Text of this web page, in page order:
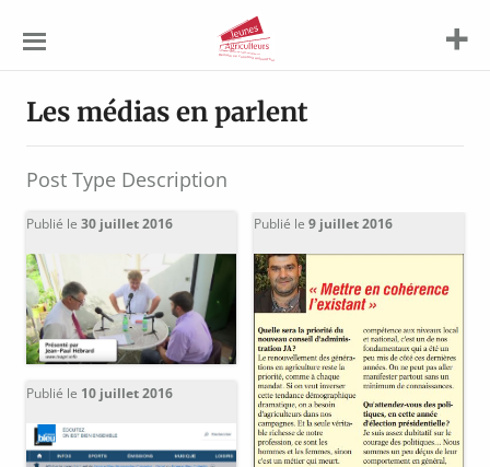
Agriculteurs
Les médias en parlent
Post Type Description
Publié le 30 juillet 2016
Publié le 10 juillet 2016
Publié le 9 juillet 2016